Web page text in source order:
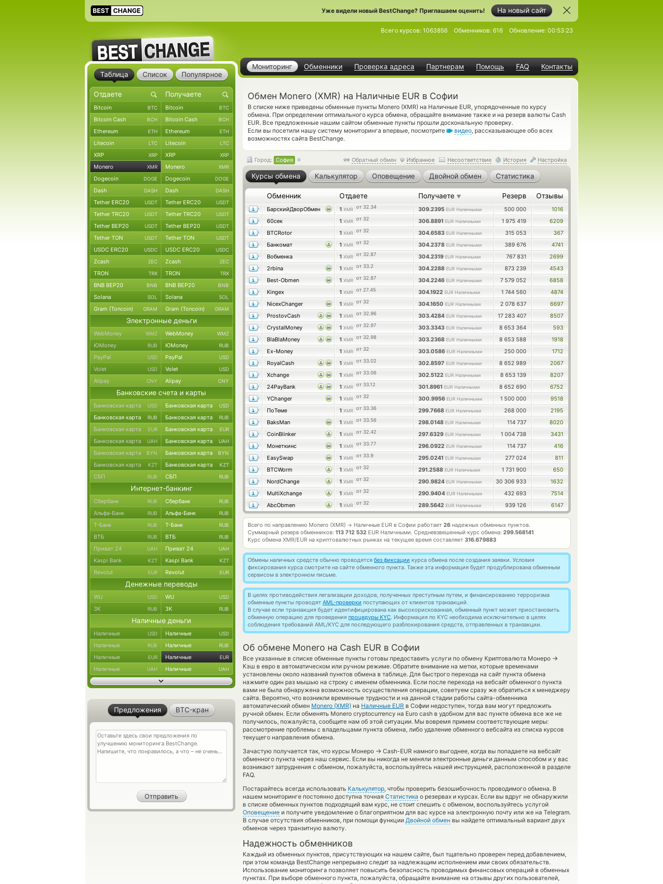
На новый сайт
Уже видели новый BestChange? Приглашаем оценить!
Мониторинг Обменники Проверка адреса Партнерам Помощь FAQ Контакты
Всего курсов: 1063856 Обменников: 616 Обновление: 00:53:23
Обмен Monero (XMR) на Наличные EUR в Софии
В списке ниже приведены обменные пункты Monero (XMR) на Наличные EUR, упорядоченные по курсу
обмена. При определении оптимального курса обмена, обращайте внимание также и на резерв валюты Cash
EUR. Все предложенные нашим сайтом обменные пункты прошли доскональную проверку.
Если вы посетили нашу систему мониторинга впервые, посмотрите
видео, рассказывающее обо всех
возможностях сайта BestChange.
Обратный обмен Избранное Несоответствие История Настройка
Город: София
Курсы обмена Калькулятор Оповещение Двойной обмен Статистика
Обменник Отдаете Получаете ▼ Резерв Отзывы
БарскийДворОбмен 1 XMR от 32.34 309.2395 EUR Наличными 500 000
1016
60сек
1 XMR от 32 306.8891 EUR Наличными 1 975 419
6209
BTCRotor
1 XMR от 32 304.6583 EUR Наличными 315 053
367
Банкомат
1 XMR от 32 304.2378 EUR Наличными 389 676
4741
Вобменка
1 XMR от 32.87 304.2319 EUR Наличными 767 831
2699
2rbina
1 XMR от 33.2 304.2288 EUR Наличными 873 239
4543
Best-Obmen
1 XMR от 32.87 304.2246 EUR Наличными 7 579 052
6858
Kingex
1 XMR от 27.45 304.1922 EUR Наличными 1 744 560
4874
NicexChanger
1 XMR от 32 304.1650 EUR Наличными 2 078 637
6697
ProstovCash
1 XMR от 32.96 303.4284 EUR Наличными 17 283 407
8507
CrystalMoney
1 XMR от 32.97 303.3343 EUR Наличными 8 653 364
593
BlaBlaMoney
1 XMR от 32.98 303.2368 EUR Наличными 8 653 588
1918
Ex-Money
1 XMR от 32 303.0586 EUR Наличными 250 000
1712
RoyalCash
1 XMR от 33.02 302.8597 EUR Наличными 8 652 989
2067
Xchange
1 XMR от 33.06 302.5122 EUR Наличными 8 653 139
8207
24PayBank
1 XMR от 33.12 301.8961 EUR Наличными 8 652 690
6752
YChanger
1 XMR от 32 300.9956 EUR Наличными 1 500 000
9518
ПоТеме
1 XMR от 33.36 299.7668 EUR Наличными 268 000
2195
BaksMan
1 XMR от 33.56 298.0148 EUR Наличными 114 737
8020
CoinBlinker
1 XMR от 32.42 297.6329 EUR Наличными 1 004 738
3431
Монеткинс
1 XMR от 33.77 296.0922 EUR Наличными 114 737
416
EasySwap
1 XMR от 33.9 295.0241 EUR Наличными 277 024
811
BTCWorm
1 XMR от 32 291.2588 EUR Наличными 1 731 900
650
NordChange
1 XMR от 32 290.9824 EUR Наличными 30 306 933
1632
MultiXchange
1 XMR от 32 290.9404 EUR Наличными 432 693
7514
AbcObmen
1 XMR от 32 289.5642 EUR Наличными 939 126 6147
Всего по направлению Monero (XMR) → Наличные EUR в Софии работает 26 надежных обменных пунктов.
Суммарный резерв обменников: 113 712 532 EUR Наличными. Средневзвешенный курс обмена: 299.568141
Курс обмена XMR/EUR на криптовалютных рынках на текущее время составляет 316.679883
Обмены наличных средств обычно проводятся без фиксации курса обмена после создания заявки. Условия
фиксирования курса смотрите на сайте обменного пункта. Также эта информация будет продублирована обменным
сервисом в электронном письме.
В целях противодействия легализации доходов, полученных преступным путем, и финансированию терроризма
обменные пункты проводят AML-проверки поступающих от клиентов транзакций.
В случае если транзакция будет идентифицирована как высокорискованная, обменный пункт может приостановить
обменную операцию для проведения процедуры KYC. Информация по KYC необходима исключительно в целях
соблюдения требований AML/KYC для последующего разблокирования средств, отправленных в транзакции.
Об обмене Monero на Cash EUR в Софии
Все указанные в списке обменные пункты готовы предоставить услуги по обмену Криптовалюта Монеро →
Кэш в евро в автоматическом или ручном режиме. Обратите внимание на метки, которые временами
установлены около названий пунктов обмена в таблице. Для быстрого перехода на сайт пункта обмена
нажмите один раз мышью на строку с именем обменника. Если после перехода на вебсайт обменного пункта
вами не была обнаружена возможность осуществления операции, советуем сразу же обратиться к менеджеру
сайта. Вероятно, что возникли временные трудности и на данной стадии работы сайта-обменника
автоматический обмен Monero (XMR) на Наличные EUR в Софии недоступен, тогда вам могут предложить
ручной обмен. Если обменять Monero cryptocurrency на Euro cash в удобном для вас пункте обмена все же не
получилось, пожалуйста, сообщите нам об этой ситуации. Мы вовремя примем соответствующие меры:
рассмотрение проблемы с владельцами пункта обмена, либо удаление обменного вебсайта из списка курсов
текущего направления обмена.
Зачастую получается так, что курсы Монеро → Cash-EUR намного выгоднее, когда вы попадаете на вебсайт
обменного пункта через наш сервис. Если вы никогда не меняли электронные деньги данным способом и у вас
возникают затруднения с обменом, пожалуйста, воспользуйтесь нашей инструкцией, расположенной в разделе
FAQ.
Постарайтесь всегда использовать Калькулятор, чтобы проверить безошибочность проводимого обмена. В
нашем мониторинге постоянно доступна точная Статистика о резервах и курсах. Если вы вдруг не обнаружили
в списке обменных пунктов подходящий вам курс, не стоит спешить с обменом, воспользуйтесь услугой
Оповещение и получите уведомление о благоприятном для вас курсе на электронную почту или же на Telegram.
В случае отсутствия обменников, при помощи функции Двойной обмен вы найдете оптимальный вариант двух
обменов через транзитную валюту.
Надежность обменников
Каждый из обменных пунктов, присутствующих на нашем сайте, был тщательно проверен перед добавлением,
при этом команда BestChange непрерывно следит за надлежащим исполнением ими своих обязательств.
Использование мониторинга позволяет повысить безопасность проводимых финансовых операций в обменных
пунктах. При выборе обменного пункта, пожалуйста, обращайте внимание на отзывы других пользователей,
Таблица Список Популярное
Bitcoin BTC Bitcoin BTC
Bitcoin Cash BCH Bitcoin Cash BCH
Ethereum ETH Ethereum ETH
Litecoin LTC Litecoin LTC
XRP XRP XRP XRP
Monero XMR Monero XMR
Dogecoin DOGE Dogecoin DOGE
Dash DASH Dash DASH
Tether ERC20 USDT Tether ERC20 USDT
Tether TRC20 USDT Tether TRC20 USDT
Tether BEP20 USDT Tether BEP20 USDT
Tether TON USDT Tether TON USDT
USDC ERC20 USDC USDC ERC20 USDC
Zcash ZEC Zcash ZEC
TRON TRX TRON TRX
BNB BEP20 BNB BNB BEP20 BNB
Solana SOL Solana SOL
Gram (Toncoin) GRAM Gram (Toncoin) GRAM
Электронные деньги
WebMoney WMZ WebMoney WMZ
ЮMoney RUB ЮMoney RUB
PayPal USD PayPal USD
Volet USD Volet USD
Alipay CNY Alipay CNY
Банковские счета и карты
Банковская карта USD Банковская карта USD
Банковская карта RUB Банковская карта RUB
Банковская карта EUR Банковская карта EUR
Банковская карта UAH Банковская карта UAH
Банковская карта BYN Банковская карта BYN
Банковская карта KZT Банковская карта KZT
СБП RUB СБП RUB
Интернет-банкинг
Сбербанк RUB Сбербанк RUB
Альфа-Банк RUB Альфа-Банк RUB
Т-Банк RUB Т-Банк RUB
ВТБ RUB ВТБ RUB
Приват 24 UAH Приват 24 UAH
Kaspi Bank KZT Kaspi Bank KZT
Revolut EUR Revolut EUR
Денежные переводы
WU USD WU USD
ЗК RUB ЗК RUB
Наличные деньги
Наличные USD Наличные USD
Наличные RUB Наличные RUB
Наличные EUR Наличные EUR
Наличные UAH Наличные UAH
Предложения BTC-кран